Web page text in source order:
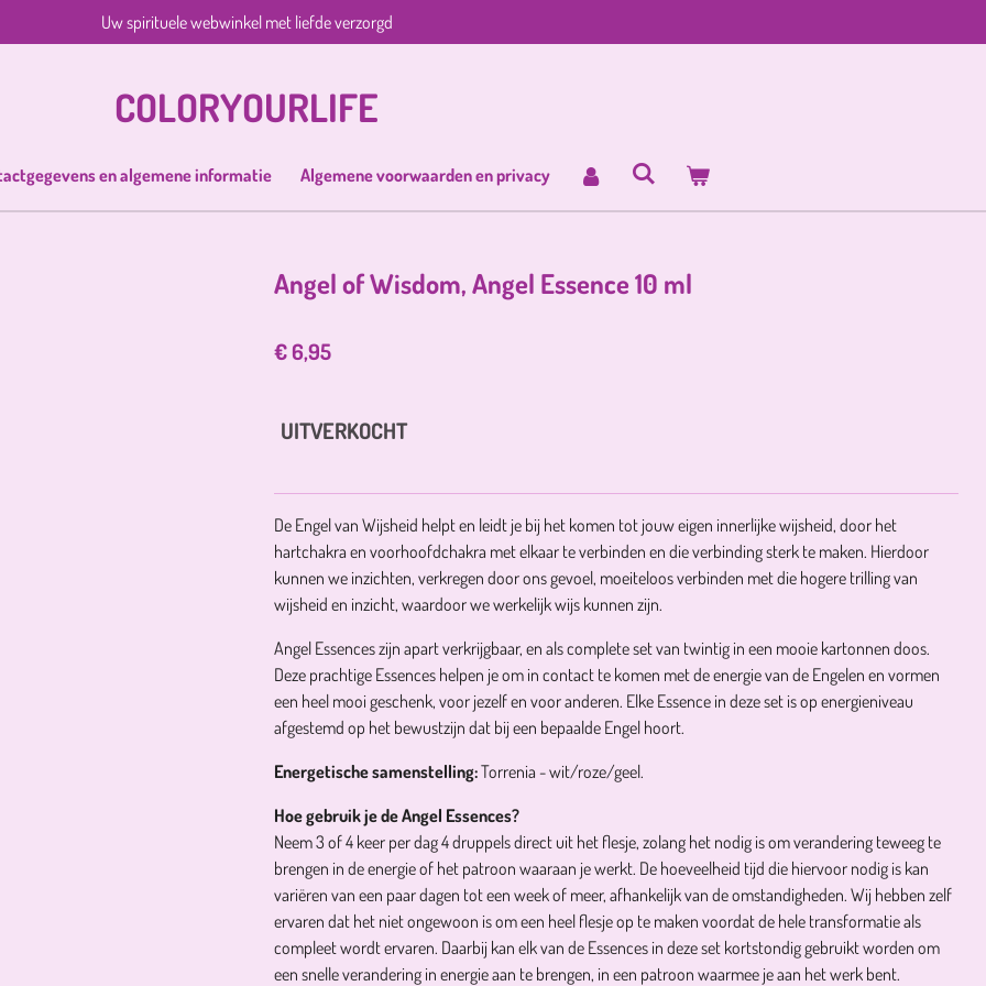
Uw spirituele webwinkel met liefde verzorgd
COLORYOURLIFE
en algemene informatie Algemene voorwaarden en privacy
Angel of Wisdom, Angel Essence 10 ml
€ 6,95
UITVERKOCHT
De Engel van Wijsheid helpt en leidt je bij het komen tot jouw eigen innerlijke wijsheid, door het
hartchakra en voorhoofdchakra met elkaar te verbinden en die verbinding sterk te maken. Hierdoor
kunnen we inzichten, verkregen door ons gevoel, moeiteloos verbinden met die hogere trilling van
wijsheid en inzicht, waardoor we werkelijk wijs kunnen zijn.
Angel Essences zijn apart verkrijgbaar, en als complete set van twintig in een mooie kartonnen doos.
Deze prachtige Essences helpen je om in contact te komen met de energie van de Engelen en vormen
een heel mooi geschenk, voor jezelf en voor anderen. Elke Essence in deze set is op energieniveau
afgestemd op het bewustzijn dat bij een bepaalde Engel hoort.
Energetische samenstelling:Torrenia - wit/roze/geel.
Hoe gebruik je de Angel Essences?
Neem 3 of 4 keer per dag 4 druppels direct uit het flesje, zolang het nodig is om verandering teweeg te
brengen in de energie of het patroon waaraan je werkt. De hoeveelheid tijd die hiervoor nodig is kan
variëren van een paar dagen tot een week of meer, afhankelijk van de omstandigheden. Wij hebben zelf
ervaren dat het niet ongewoon is om een heel flesje op te maken voordat de hele transformatie als
compleet wordt ervaren. Daarbij kan elk van de Essences in deze set kortstondig gebruikt worden om
een snelle verandering in energie aan te brengen, in een patroon waarmee je aan het werk bent.